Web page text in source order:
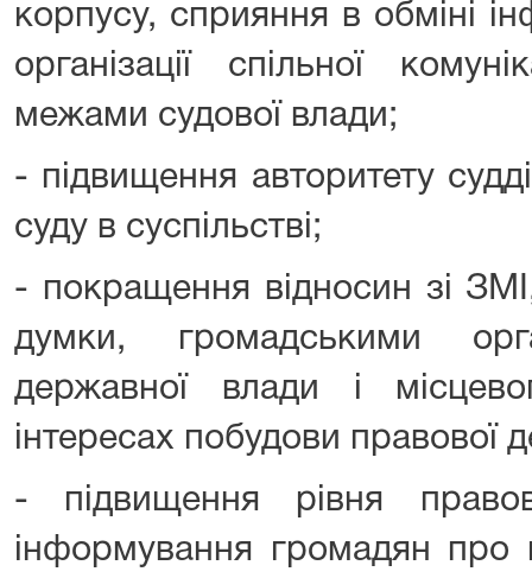
корпусу, сприяння в обміні
організації спільної
межами судової влади;
- підвищення авторитету
суду в суспільстві;
- покращення відносин зі
думки, громадськими
державної влади і
інтересах побудови правової
- підвищення рівня
інформування громадян про